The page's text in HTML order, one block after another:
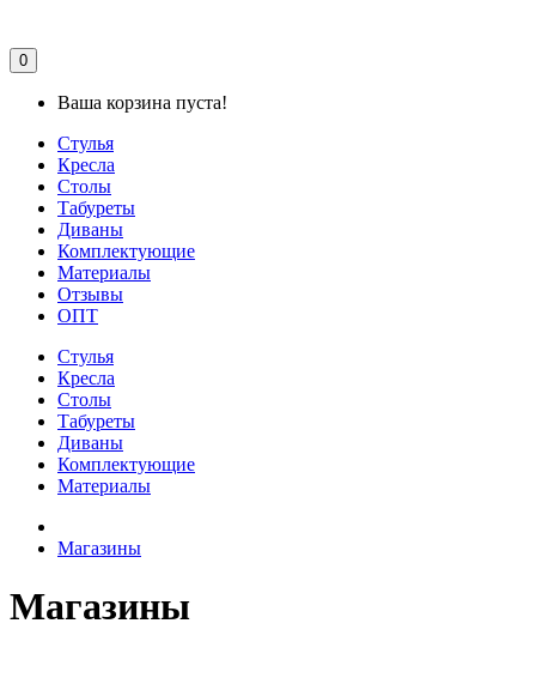
0
Ваша корзина пуста!
Стулья
Кресла
Столы
Табуреты
Диваны
Комплектующие
Материалы
Отзывы
ОПТ
Стулья
Кресла
Столы
Табуреты
Диваны
Комплектующие
Материалы
Магазины
Магазины